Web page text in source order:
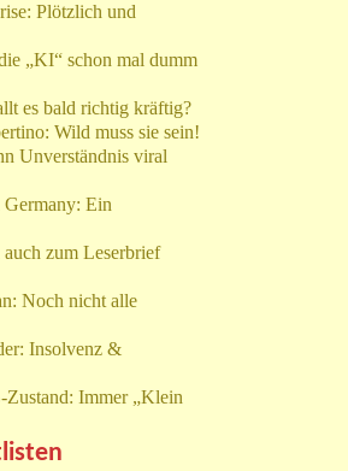
Plötzlich und
„KI“ schon mal dumm
es bald richtig kräftig?
Wild muss sie sein!
Unverständnis viral
Ein
zum Leserbrief
Noch nicht alle
Insolvenz &
Immer „Klein